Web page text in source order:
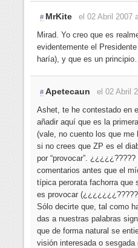
# MrKite
el 02 Abril 2007
Mirad. Yo creo que es
evidentemente el
haría), y que es un
# Apetecaun
el 02 Abril
Ashet, te he contestado en
añadir aquí que es la
(vale, no cuento los que
si no crees que ZP es el
por “provocar”.
comentarios antes que el
típica perorata fachorra que
es provocar
Sólo decirte que, tal como
das a nuestras palabras
que de forma natural se
visión interesada o